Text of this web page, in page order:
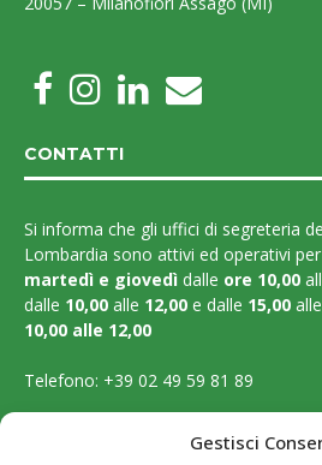
Gestisci
CONTATTI
Si informa che gli uffici di segreteria
Lombardia sono attivi ed operativi
martedì e giovedì dalle ore 10,00
dalle 10,00 alle 12,00 e dalle 15,00 alle
10,00 alle 12,00
Telefono: +39 02 49 59 81 89